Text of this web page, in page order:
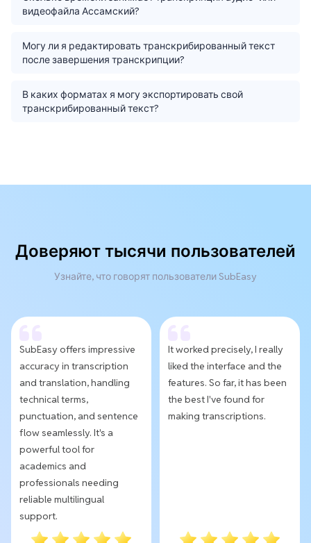
видеофайла Ассамский?
Могу ли я редактировать транскрибированный текст
после завершения транскрипции?
В каких форматах я могу экспортировать свой
транскрибированный текст?
Доверяют тысячи пользователей
Узнайте, что говорят пользователи SubEasy
SubEasy offers impressive
accuracy in transcription
and translation, handling
technical terms,
punctuation, and sentence
flow seamlessly. It's a
powerful tool for
academics and
professionals needing
reliable multilingual
support.
It worked precisely, I really
liked the interface and the
features. So far, it has been
the best I've found for
making transcriptions.